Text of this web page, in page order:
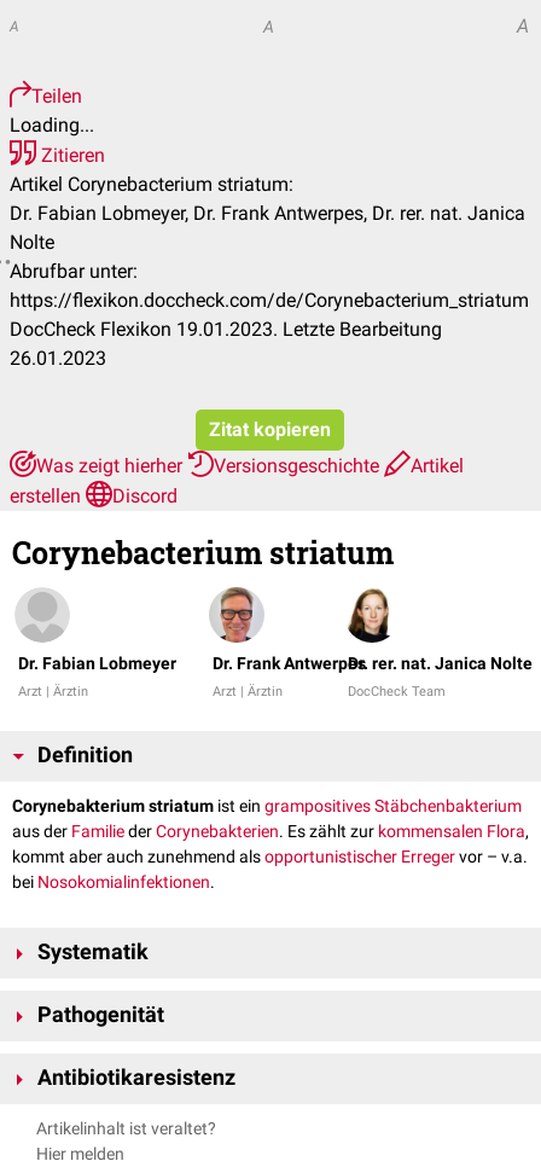
A A A
Teilen
Loading...
Zitieren
Artikel Corynebacterium striatum:
Dr. Fabian Lobmeyer, Dr. Frank Antwerpes, Dr. rer. nat. Janica
Nolte
Abrufbar unter:
https://flexikon.doccheck.com/de/Corynebacterium_striatum
DocCheck Flexikon 19.01.2023. Letzte Bearbeitung
26.01.2023
Zitat kopieren
Was zeigt hierher
Versionsgeschichte
Artikel
erstellen
Discord
Corynebacterium striatum
Dr. Fabian Lobmeyer
Arzt | Ärztin
Dr. Frank Antwerpes
Arzt | Ärztin
Dr. rer. nat. Janica Nolte
DocCheck Team
Definition
Corynebakterium striatum ist ein grampositivesStäbchenbakterium
aus der FamiliederCorynebakterien. Es zählt zur kommensalen Flora,
kommt aber auch zunehmend alsopportunistischer Erregervor – v.a.
bei Nosokomialinfektionen.
Systematik
Ordnung:Actinomycetales
Gattung
: Corynebacterium
Spezies
: Corynebacterium striatum
Pathogenität
chronischenLungenerkrankungen
möglichen Erkrankungen, die durch die Infektion ausgelöst werden
zählen u.a.:
Antibiotikaresistenz
Corynebacterium-striatum-Stämme sind häufig
gegen
Artikelinhalt ist veraltet?
Hier melden